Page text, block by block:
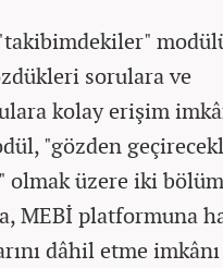
sorulara ve
kolay erişim
"gözden
olmak üzere iki
MEBİ platformuna
dâhil etme